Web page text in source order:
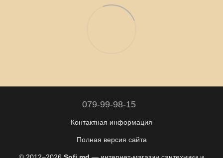
079-99-98-15
Контактная информация
Полная версия сайта